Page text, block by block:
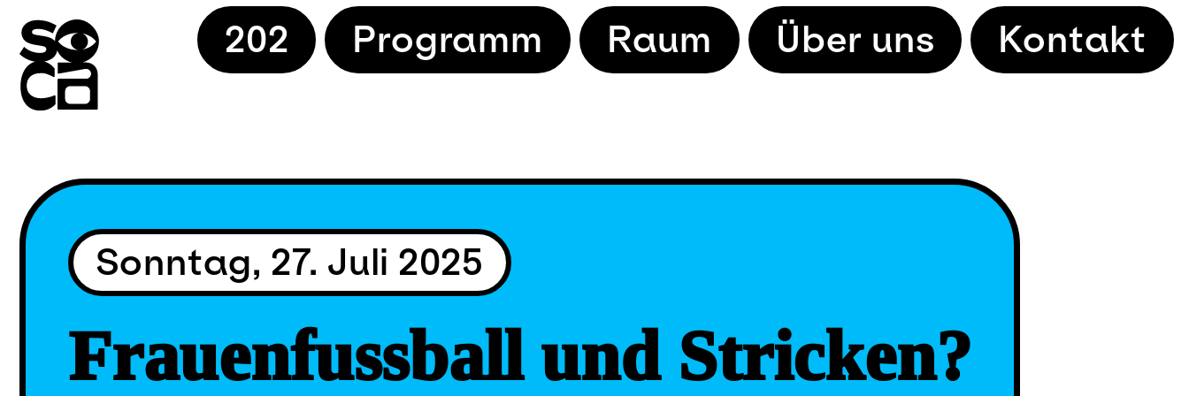
Skip
to
202 Programm Raum Über uns Kontakt
Sonntag, 27. Juli 2025
Frauenfussball und Stricken?